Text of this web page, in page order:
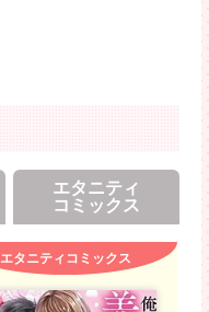
エタニティ
コミックス
エタニティコミックス